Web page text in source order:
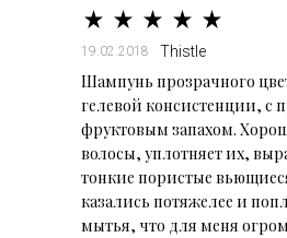
19.02.2018 Thistle
Шампунь прозрачного
гелевой консистенции, с
фруктовым запахом.
волосы, уплотняет их,
тонкие пористые
казались потяжелее и
мытья, что для меня